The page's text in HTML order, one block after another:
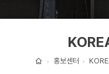
교
홍보센터